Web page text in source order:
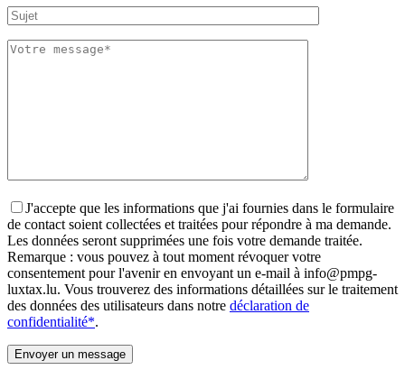
J'accepte que les informations que j'ai fournies dans le formulaire
de contact soient collectées et traitées pour répondre à ma demande.
Les données seront supprimées une fois votre demande traitée.
Remarque : vous pouvez à tout moment révoquer votre
consentement pour l'avenir en envoyant un e-mail à info@pmpg-
luxtax.lu. Vous trouverez des informations détaillées sur le traitement
des données des utilisateurs dans notre déclaration de
confidentialité*.